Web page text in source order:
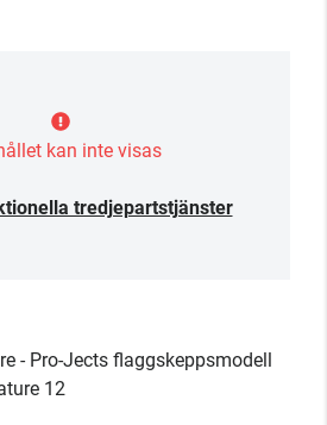
kan inte visas
tredjepartstjänster
- Pro-Jects flaggskeppsmodell
12